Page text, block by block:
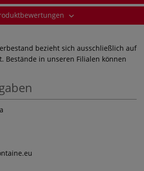
bezieht sich ausschließlich auf
Bestände in unseren Filialen können